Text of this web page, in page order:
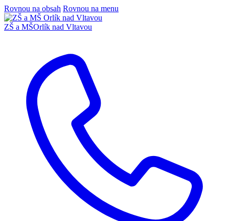
Rovnou na obsah Rovnou na menu
ZŠ a MŠOrlík nad Vltavou